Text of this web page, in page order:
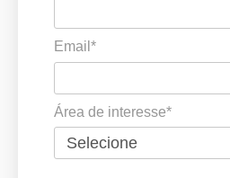
Email*
Área de interesse*